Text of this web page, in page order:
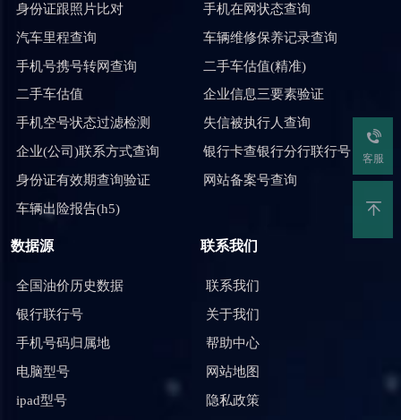
身份证跟照片比对
手机在网状态查询
汽车里程查询
车辆维修保养记录查询
手机号携号转网查询
二手车估值(精准)
二手车估值
企业信息三要素验证
手机空号状态过滤检测
失信被执行人查询
企业(公司)联系方式查询
银行卡查银行分行联行号
身份证有效期查询验证
网站备案号查询
车辆出险报告(h5)
数据源
全国油价历史数据
银行联行号
手机号码归属地
电脑型号
ipad型号
联系我们
联系我们
关于我们
帮助中心
网站地图
隐私政策
客服